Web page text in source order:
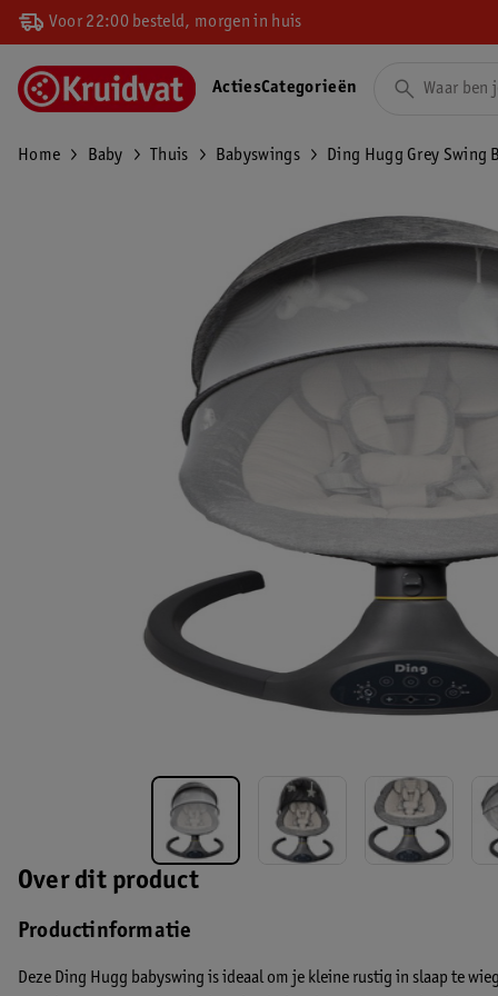
Voor 22:00 besteld, morgen in huis
ActiesCategorieën
Home Baby Thuis Babyswings Ding Hugg Grey Swing
Over dit product
Productinformatie
Deze Ding Hugg babyswing is ideaal om je kleine rustig in slaap te